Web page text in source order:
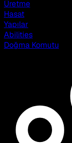
Üretme
Hasat
Yapılar
Abilities
Doğma Komutu